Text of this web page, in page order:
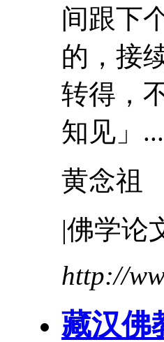
间跟下
的，接
转得，
知见」...
黄念祖
|佛学论
http://
藏汉佛